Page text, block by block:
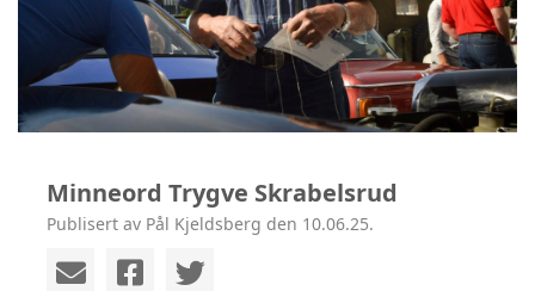
Minneord Trygve Skrabelsrud
Publisert av Pål Kjeldsberg den 10.06.25.